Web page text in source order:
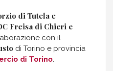
di Tutela e
Freisa di Chieri e
con il
di Torino e provincia
di Torino.